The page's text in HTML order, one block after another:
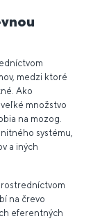
medzi ktoré
Ako
množstvo
na mozog.
systému,
a iných
na črevo
eferentných